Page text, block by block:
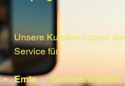
Unsere Kunden nutzen
Service für:
Ernte → Großmarkt Berlin